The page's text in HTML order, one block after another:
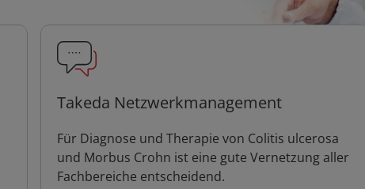
Takeda Netzwerkmanagement
Für Diagnose und Therapie von Colitis ulcerosa
und Morbus Crohn ist eine gute Vernetzung aller
Fachbereiche entscheidend.